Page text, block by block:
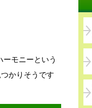
モニーという
かりそうです